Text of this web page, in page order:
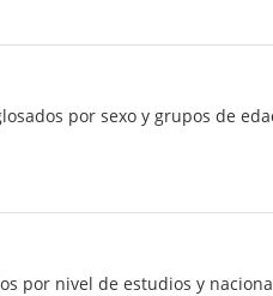
por sexo y grupos de
por nivel de estudios y